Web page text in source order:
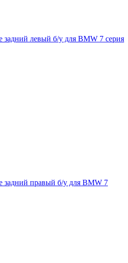
задний левый б/у для BMW 7 серия
задний правый б/у для BMW 7